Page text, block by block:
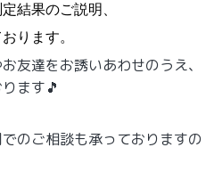
結果のご説明、
ります。
友達をお誘いあわせのうえ、
ます🎵
のご相談も承っておりますの